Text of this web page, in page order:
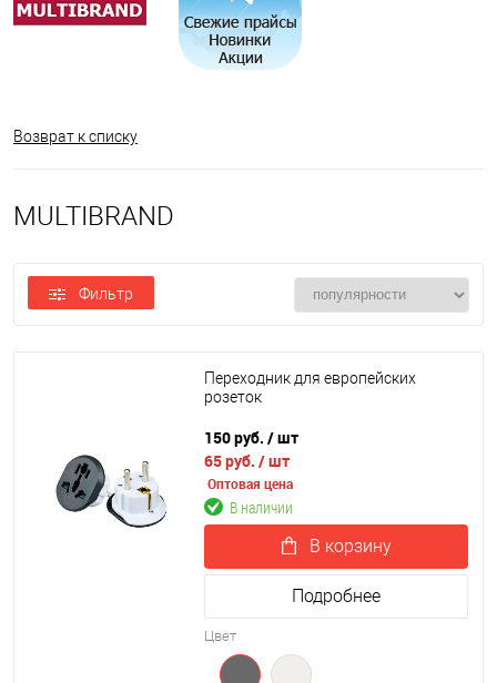
Возврат к списку
MULTIBRAND
Фильтр
Переходник для европейских
розеток
150 руб. / шт
65 руб. / шт
Оптовая цена
В наличии
В корзину
Подробнее
Цвет